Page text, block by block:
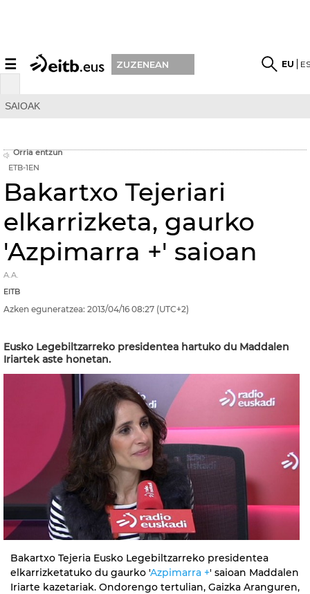
☰ ZUZENEAN EU
SAIOAK
Orria entzun
ETB-1EN
Bakartxo Tejeriari
elkarrizketa, gaurko
'Azpimarra +' saioan
A.A.
EITB
Azken eguneratzea: 2013/04/16 08:27 (UTC+2)
Eusko Legebiltzarreko presidentea hartuko du Maddalen
Iriartek aste honetan.
Bakartxo Tejeria Eusko Legebiltzarreko presidentea
elkarrizketatuko du gaurko 'Azpimarra +' saioan Maddalen
Iriarte kazetariak. Ondorengo tertulian, Gaizka Aranguren,